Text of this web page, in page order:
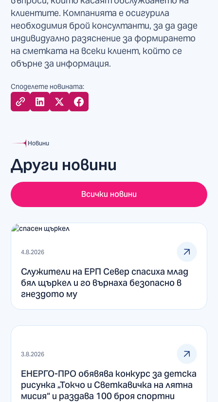
клиентите. Компанията е осигурила
необходимия брой консултанти, за да даде
индивидуално разяснение за формирането
на сметката на всеки клиент, който се
обърне за информация.
Споделете новината:
Новини
Други новини
Всички новини
4.8.2026
Служители на ЕРП Север спасиха млад
бял щъркел и го върнаха безопасно в
гнездото му
3.8.2026
ЕНЕРГО-ПРО обявява конкурс за детска
рисунка „Токчо и Светкавичка на лятна
мисия“ и раздава 100 броя спортни